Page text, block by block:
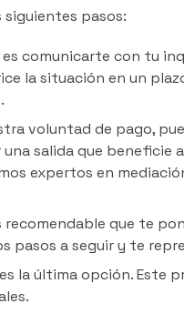
siguientes pasos:
comunicarte con tu
la situación en un
voluntad de pago,
salida que beneficie
expertos en
recomendable que te
pasos a seguir y te
la última opción. Este